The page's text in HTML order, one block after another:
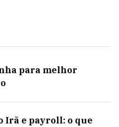
para melhor
Irã e payroll: o que